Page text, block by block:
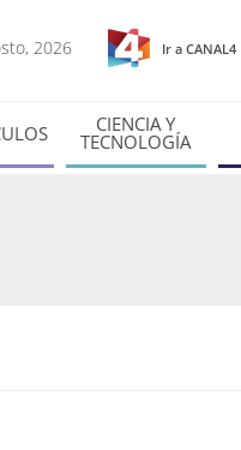
2026 Ir a CANAL4
CIENCIA Y
TECNOLOGÍA